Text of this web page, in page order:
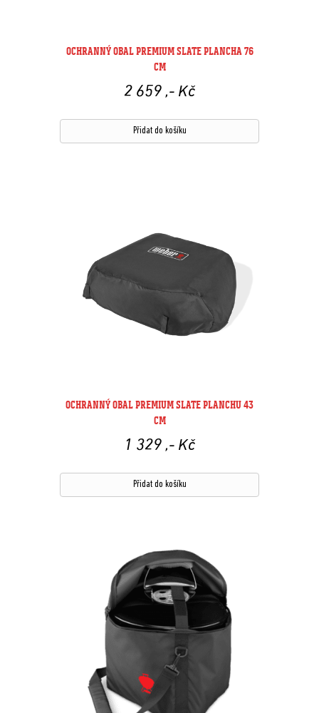
OCHRANNÝ OBAL PREMIUM SLATE PLANCHA 76
CM
2 659 ,- Kč
Přidat do košíku
OCHRANNÝ OBAL PREMIUM SLATE PLANCHU 43
CM
1 329 ,- Kč
Přidat do košíku